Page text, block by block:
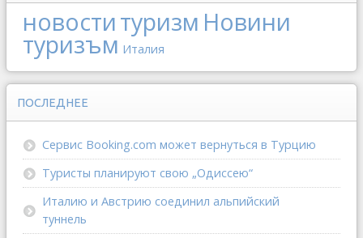
новоституризм Новини
туризъм Италия
ПОСЛЕДНЕЕ
Сервис Booking.com может вернуться в Турцию
Туристы планируют свою „Одиссею“
Италию и Австрию соединил альпийский
туннель